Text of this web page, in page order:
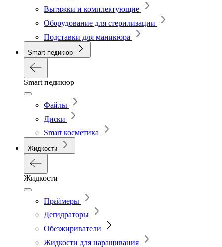
Вытяжки и комплектующие
Оборудование для стерилизации
Подставки для маникюра
Smart педикюр
Smart педикюр
Файлы
Диски
Smart косметика
Жидкости
Жидкости
Праймеры
Дегидраторы
Обезжириватели
Жидкости для наращивания